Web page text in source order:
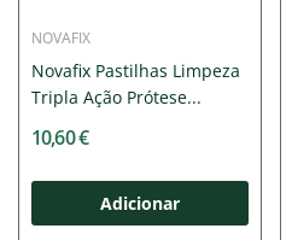
NOVAFIX
Novafix Pastilhas Limpeza
Tripla Ação Prótese...
10,60 €
Adicionar